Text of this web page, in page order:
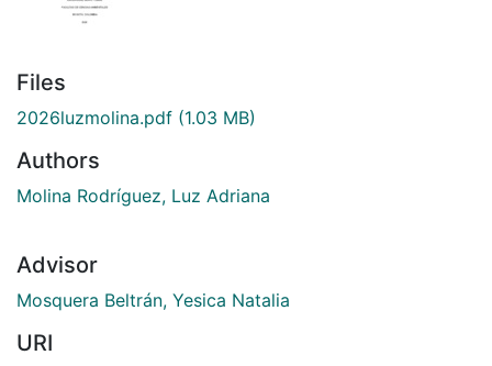
Files
2026luzmolina.pdf (1.03 MB)
Authors
Molina Rodríguez, Luz Adriana
Advisor
Mosquera Beltrán, Yesica Natalia
URI